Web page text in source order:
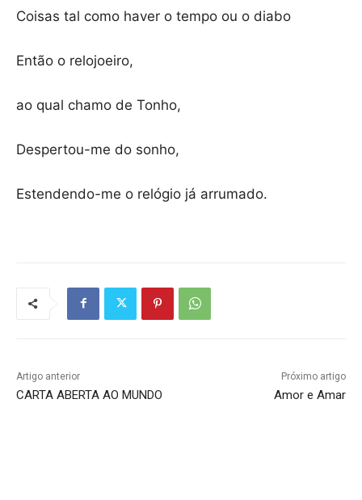
Coisas tal como haver o tempo ou o diabo
Então o relojoeiro,
ao qual chamo de Tonho,
Despertou-me do sonho,
Estendendo-me o relógio já arrumado.
Artigo anterior
CARTA ABERTA AO MUNDO
Próximo artigo
Amor e Amar